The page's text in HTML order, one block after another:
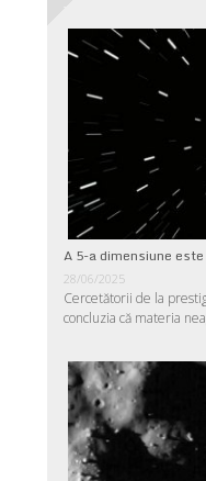
A 5-a dimensiune
28/06/2025
Cercetătorii de la
concluzia că materia